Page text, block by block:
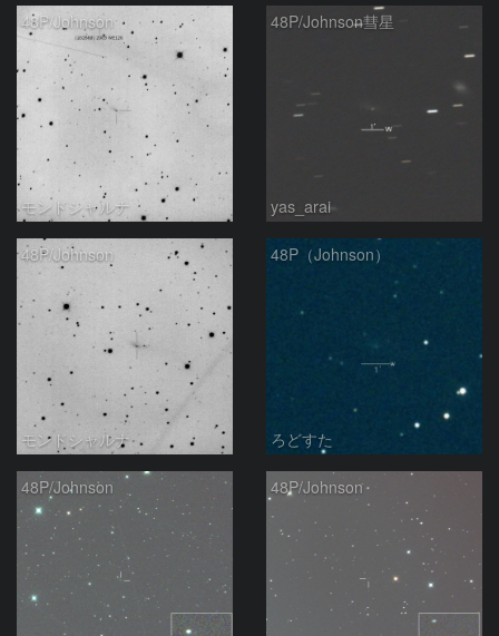
48P/Johnson
モンドシャルナ
48P/Johnson彗星
yas_arai
48P/Johnson
モンドシャルナ
48P（Johnson）
ろどすた
48P/Johnson 48P/Johnson